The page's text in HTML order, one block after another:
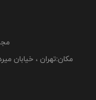
مکان:تهران ، خیابان